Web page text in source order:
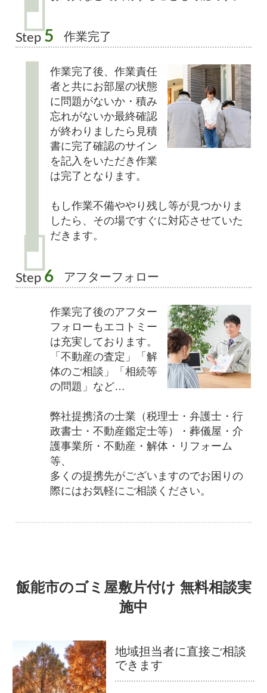
Step 5 作業完了
作業完了後、作業責任
者と共にお部屋の状態
に問題がないか・積み
忘れがないか最終確認
が終わりましたら見積
書に完了確認のサイン
を記入をいただき作業
は完了となります。
もし作業不備ややり残し等が見つかりま
したら、その場ですぐに対応させていた
だきます。
Step 6 アフターフォロー
作業完了後のアフター
フォローもエコトミー
は充実しております。
「不動産の査定」「解
体のご相談」「相続等
の問題」など…
弊社提携済の士業（税理士・弁護士・行
政書士・不動産鑑定士等）・葬儀屋・介
護事業所・不動産・解体・リフォーム
等、
多くの提携先がございますのでお困りの
際にはお気軽にご相談ください。
飯能市のゴミ屋敷片付け 無料相談実
施中
地域担当者に直接ご相談
できます